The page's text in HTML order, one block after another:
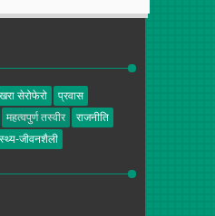
सेरोफेरो
प्रवास
महत्वपुर्ण तस्वीर
राजनीति
जीवनशैली